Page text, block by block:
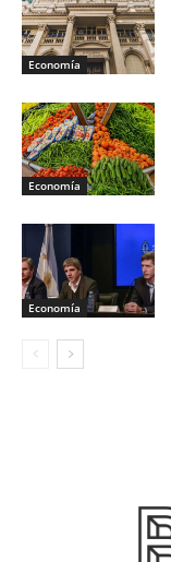
Economía
Economía
Economía